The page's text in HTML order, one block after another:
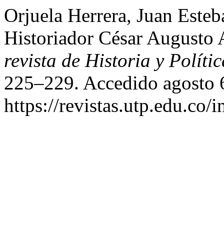
Orjuela Herrera, Juan
Historiador César Augusto
revista de Historia y
225–229. Accedido agosto
https://